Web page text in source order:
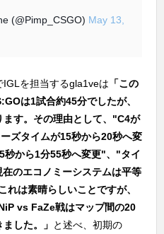
(@Pimp_CSGO) May 13,
を担当するgla1veは 「この
は1試合約45分でしたが、
す。その理由として、"C4が
ズタイムが15秒から20秒へ変
から1分55秒へ変更"、"タイ
のエコノミーシステムは平等
れは素晴らしいことですが、
vs FaZe戦はマップ間の20
した。」 と述べ、初期の